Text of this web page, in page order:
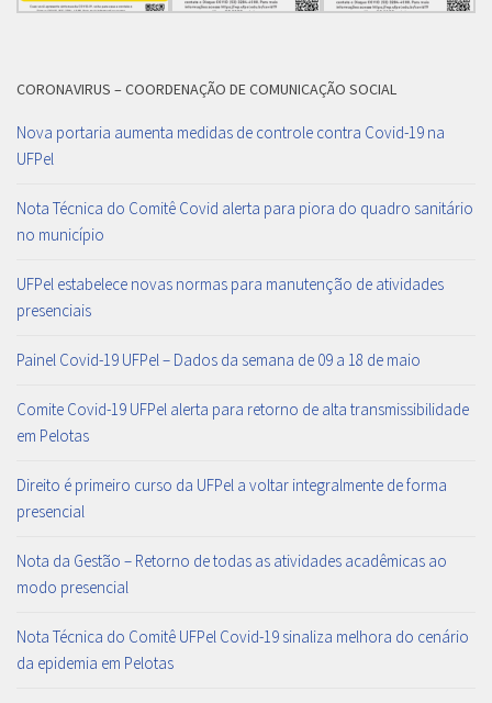
CORONAVIRUS – COORDENAÇÃO DE COMUNICAÇÃO SOCIAL
Nova portaria aumenta medidas de controle contra Covid-19 na
UFPel
Nota Técnica do Comitê Covid alerta para piora do quadro sanitário
no município
UFPel estabelece novas normas para manutenção de atividades
presenciais
Painel Covid-19 UFPel – Dados da semana de 09 a 18 de maio
Comite Covid-19 UFPel alerta para retorno de alta transmissibilidade
em Pelotas
Direito é primeiro curso da UFPel a voltar integralmente de forma
presencial
Nota da Gestão – Retorno de todas as atividades acadêmicas ao
modo presencial
Nota Técnica do Comitê UFPel Covid-19 sinaliza melhora do cenário
da epidemia em Pelotas